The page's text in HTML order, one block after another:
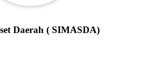
Daerah ( SIMASDA)